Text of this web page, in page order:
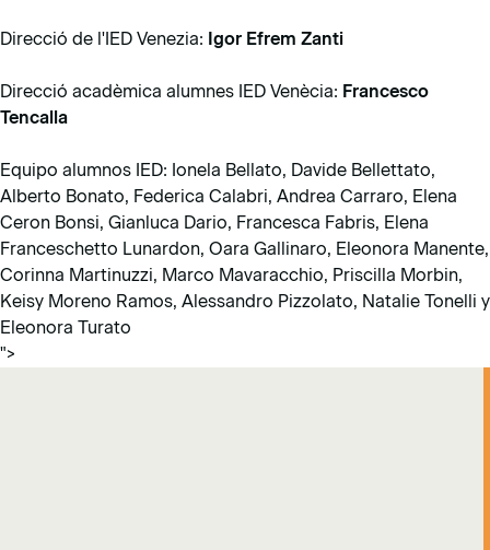
Direcció de l'IED Venezia: Igor Efrem Zanti
Direcció acadèmica alumnes IED Venècia: Francesco
Tencalla
Equipo alumnos IED: Ionela Bellato, Davide Bellettato,
Alberto Bonato, Federica Calabri, Andrea Carraro, Elena
Ceron Bonsi, Gianluca Dario, Francesca Fabris, Elena
Franceschetto Lunardon, Oara Gallinaro, Eleonora Manente,
Corinna Martinuzzi, Marco Mavaracchio, Priscilla Morbin,
Keisy Moreno Ramos, Alessandro Pizzolato, Natalie Tonelli y
Eleonora Turato
">